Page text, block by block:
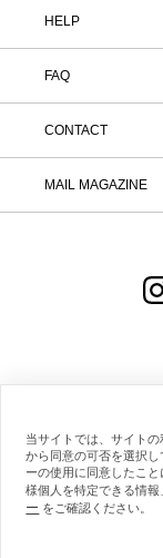
HELP
FAQ
CONTACT
MAIL MAGAZINE
会社概要
当サイトでは、サイト
から同意の可否を選択
ーの使用に同意したこ
様個人を特定できる情
ー をご確認ください。